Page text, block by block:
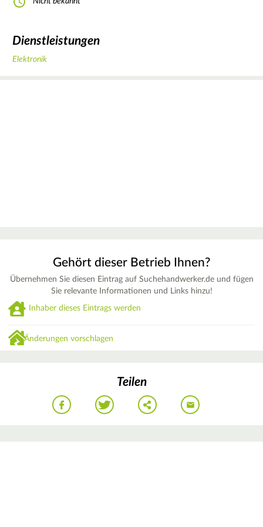
Dienstleistungen
Elektronik
Gehört dieser Betrieb Ihnen?
Übernehmen Sie diesen Eintrag auf Suchehandwerker.de und fügen
Sie relevante Informationen und Links hinzu!
Inhaber dieses Eintrags werden
Änderungen vorschlagen
Teilen